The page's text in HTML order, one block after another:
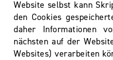
Website selbst kann
den Cookies
daher Informationen
nächsten auf der
Websites) verarbeiten